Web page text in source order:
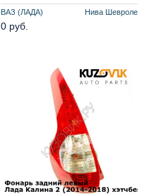
ВАЗ (ЛАДА) Нива Шевроле
0 руб.